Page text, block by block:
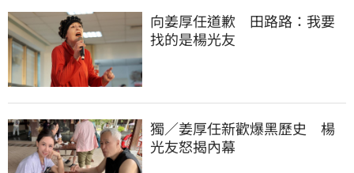
向姜厚任道歉　田路路：我要
找的是楊光友
獨／姜厚任新歡爆黑歷史　楊
光友怒揭內幕